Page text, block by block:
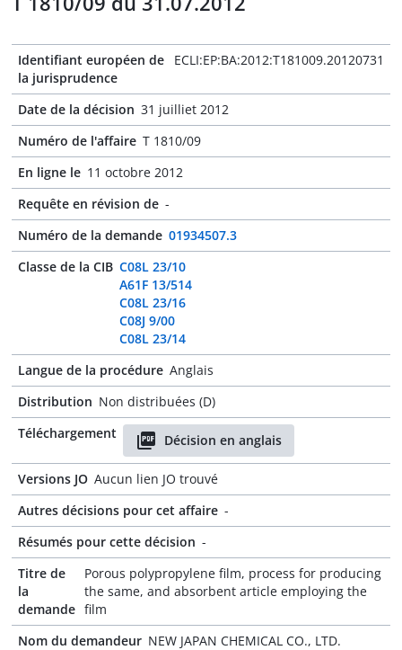
Identifiant européen de
la jurisprudence
ECLI:EP:BA:2012:T181009.20120731
Date de la décision 31 juilliet 2012
Numéro de l'affaire T 1810/09
En ligne le 11 octobre 2012
Requête en révision de -
Numéro de la demande 01934507.3
Classe de la CIB C08L 23/10
A61F 13/514
C08L 23/16
C08J 9/00
C08L 23/14
Langue de la procédure Anglais
Distribution Non distribuées (D)
Téléchargement
Décision en anglais
Versions JO Aucun lien JO trouvé
Autres décisions pour cet affaire -
Résumés pour cette décision -
Titre de
la
demande
Porous polypropylene film, process for producing
the same, and absorbent article employing the
film
Nom du demandeur NEW JAPAN CHEMICAL CO., LTD.